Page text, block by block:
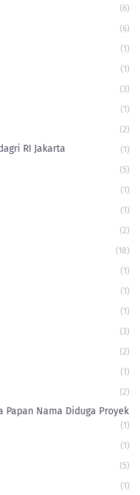
(6)
(6)
(1)
(1)
(3)
(1)
(2)
RI Jakarta (1)
(5)
(1)
(1)
(2)
(18)
(1)
(1)
(1)
(3)
(2)
(1)
(2)
Papan Nama Diduga Proyek
(1)
(1)
(5)
(1)